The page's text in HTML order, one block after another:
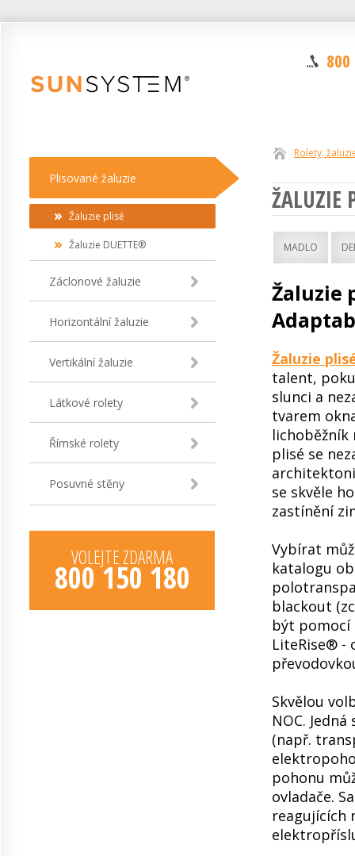
Plisované žaluzie
Žaluzie plisé
Žaluzie DUETTE®
Záclonové žaluzie
Horizontální žaluzie
Vertikální žaluzie
Látkové rolety
Římské rolety
Posuvné stěny
VOLEJTE ZDARMA
800 150 180
Rolety,
ŽALUZIE
MADLO
Žaluzie
Žaluzie
talent,
slunci a
tvarem
lichoběžník
plisé se
se skvěle
zastínění
Vybírat
katalogu
blackout
být pomocí
LiteRise® -
Skvělou
NOC.
(např.
pohonu
ovladače.
reagujících